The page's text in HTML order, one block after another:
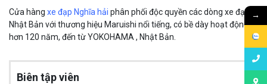
Cửa hàng xe đạp Nghĩa hải phân phối độc quyền các dòng xe đạp
Nhật Bản với thương hiệu Maruishi nổi tiếng, có bề dày hoạt động
hơn 120 năm, đến từ YOKOHAMA , Nhật Bản.
Biên tập viên
→